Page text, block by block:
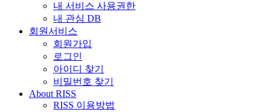
내 서비스 사용권한
내 관심 DB
회원서비스
회원가입
로그인
아이디 찾기
비밀번호 찾기
About RISS
RISS 이용방법